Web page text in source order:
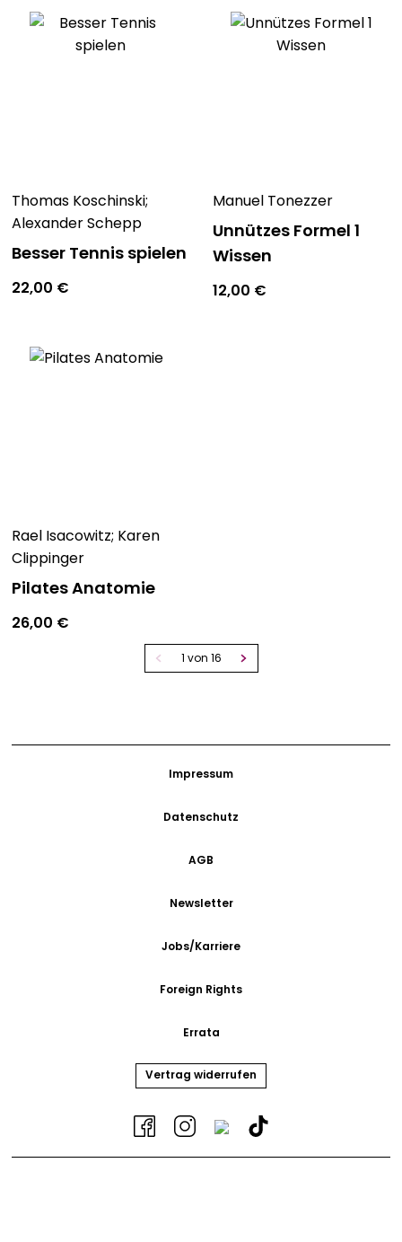
Thomas Koschinski;
Alexander Schepp
Besser Tennis spielen
22,00 €
Manuel Tonezzer
Unnützes Formel 1
Wissen
12,00 €
Rael Isacowitz; Karen
Clippinger
Pilates Anatomie
26,00 €
1 von 16
Impressum
Datenschutz
AGB
Newsletter
Jobs/Karriere
Foreign Rights
Errata
Vertrag widerrufen